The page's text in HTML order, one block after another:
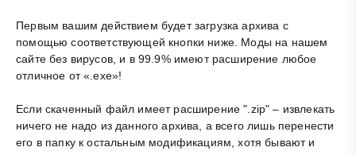
Первым вашим действием будет загрузка архива с
помощью соответствующей кнопки ниже. Моды на нашем
сайте без вирусов, и в 99.9% имеют расширение любое
отличное от «.exe»!
Если скаченный файл имеет расширение ".zip" – извлекать
ничего не надо из данного архива, а всего лишь перенести
его в папку к остальным модификациям, хотя бывают и